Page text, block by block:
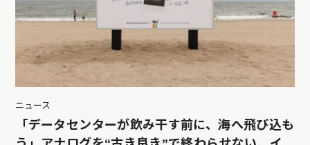
ニュース
「データセンターが飲み干す前に、海へ飛び込も